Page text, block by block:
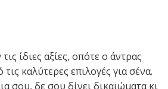
ίδιες αξίες, οπότε ο άντρας
καλύτερες επιλογές για σένα.
σου, δε σου δίνει δικαιώματα κι